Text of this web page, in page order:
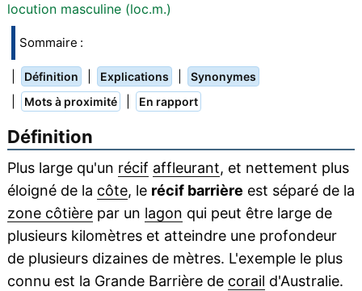
locution masculine (loc.m.)
Sommaire :
Définition Explications Synonymes
Mots à proximité En rapport
Définition
Plus large qu'un récif affleurant, et nettement plus
éloigné de la côte, le récif barrière est séparé de la
zone côtièrepar un lagon qui peut être large de
plusieurs kilomètres et atteindre une profondeur
de plusieurs dizaines de mètres. L'exemple le plus
connu est la Grande Barrière de corail d'Australie.